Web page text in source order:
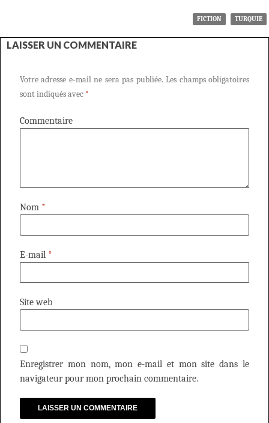
FICTION TURQUIE
LAISSER UN COMMENTAIRE
Votre adresse e-mail ne sera pas publiée. Les champs obligatoires
sont indiqués avec *
Commentaire
Nom *
E-mail *
Site web
Enregistrer mon nom, mon e-mail et mon site dans le
navigateur pour mon prochain commentaire.